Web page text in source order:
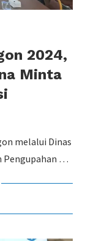
2024,
Minta
melalui Dinas
Pengupahan …